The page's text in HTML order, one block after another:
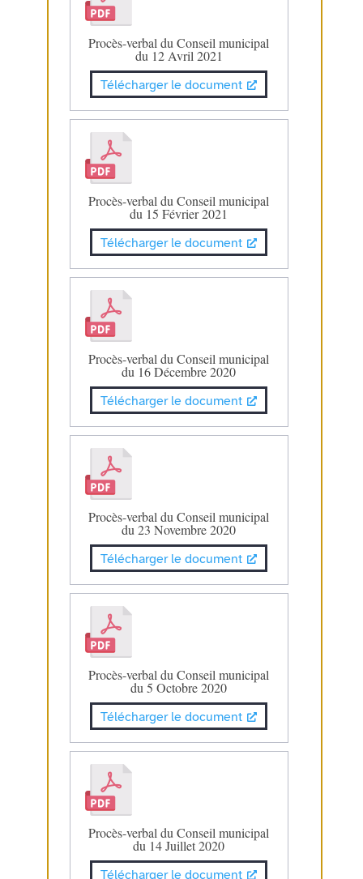
Procès-verbal du Conseil municipal
du 12 Avril 2021
Télécharger le document
Procès-verbal du Conseil municipal
du 15 Février 2021
Télécharger le document
Procès-verbal du Conseil municipal
du 16 Décembre 2020
Télécharger le document
Procès-verbal du Conseil municipal
du 23 Novembre 2020
Télécharger le document
Procès-verbal du Conseil municipal
du 5 Octobre 2020
Télécharger le document
Procès-verbal du Conseil municipal
du 14 Juillet 2020
Télécharger le document